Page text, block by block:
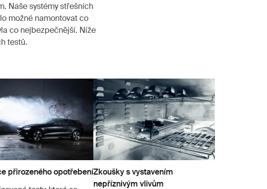
Naše systémy střešních
možné namontovat co
co nejbezpečnější. Níže
testů.
přirozeného opotřebeníZkoušky s vystavením
nepříznivým vlivům